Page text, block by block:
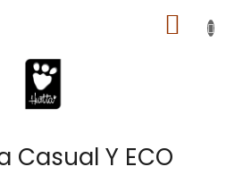
Casual Y ECO